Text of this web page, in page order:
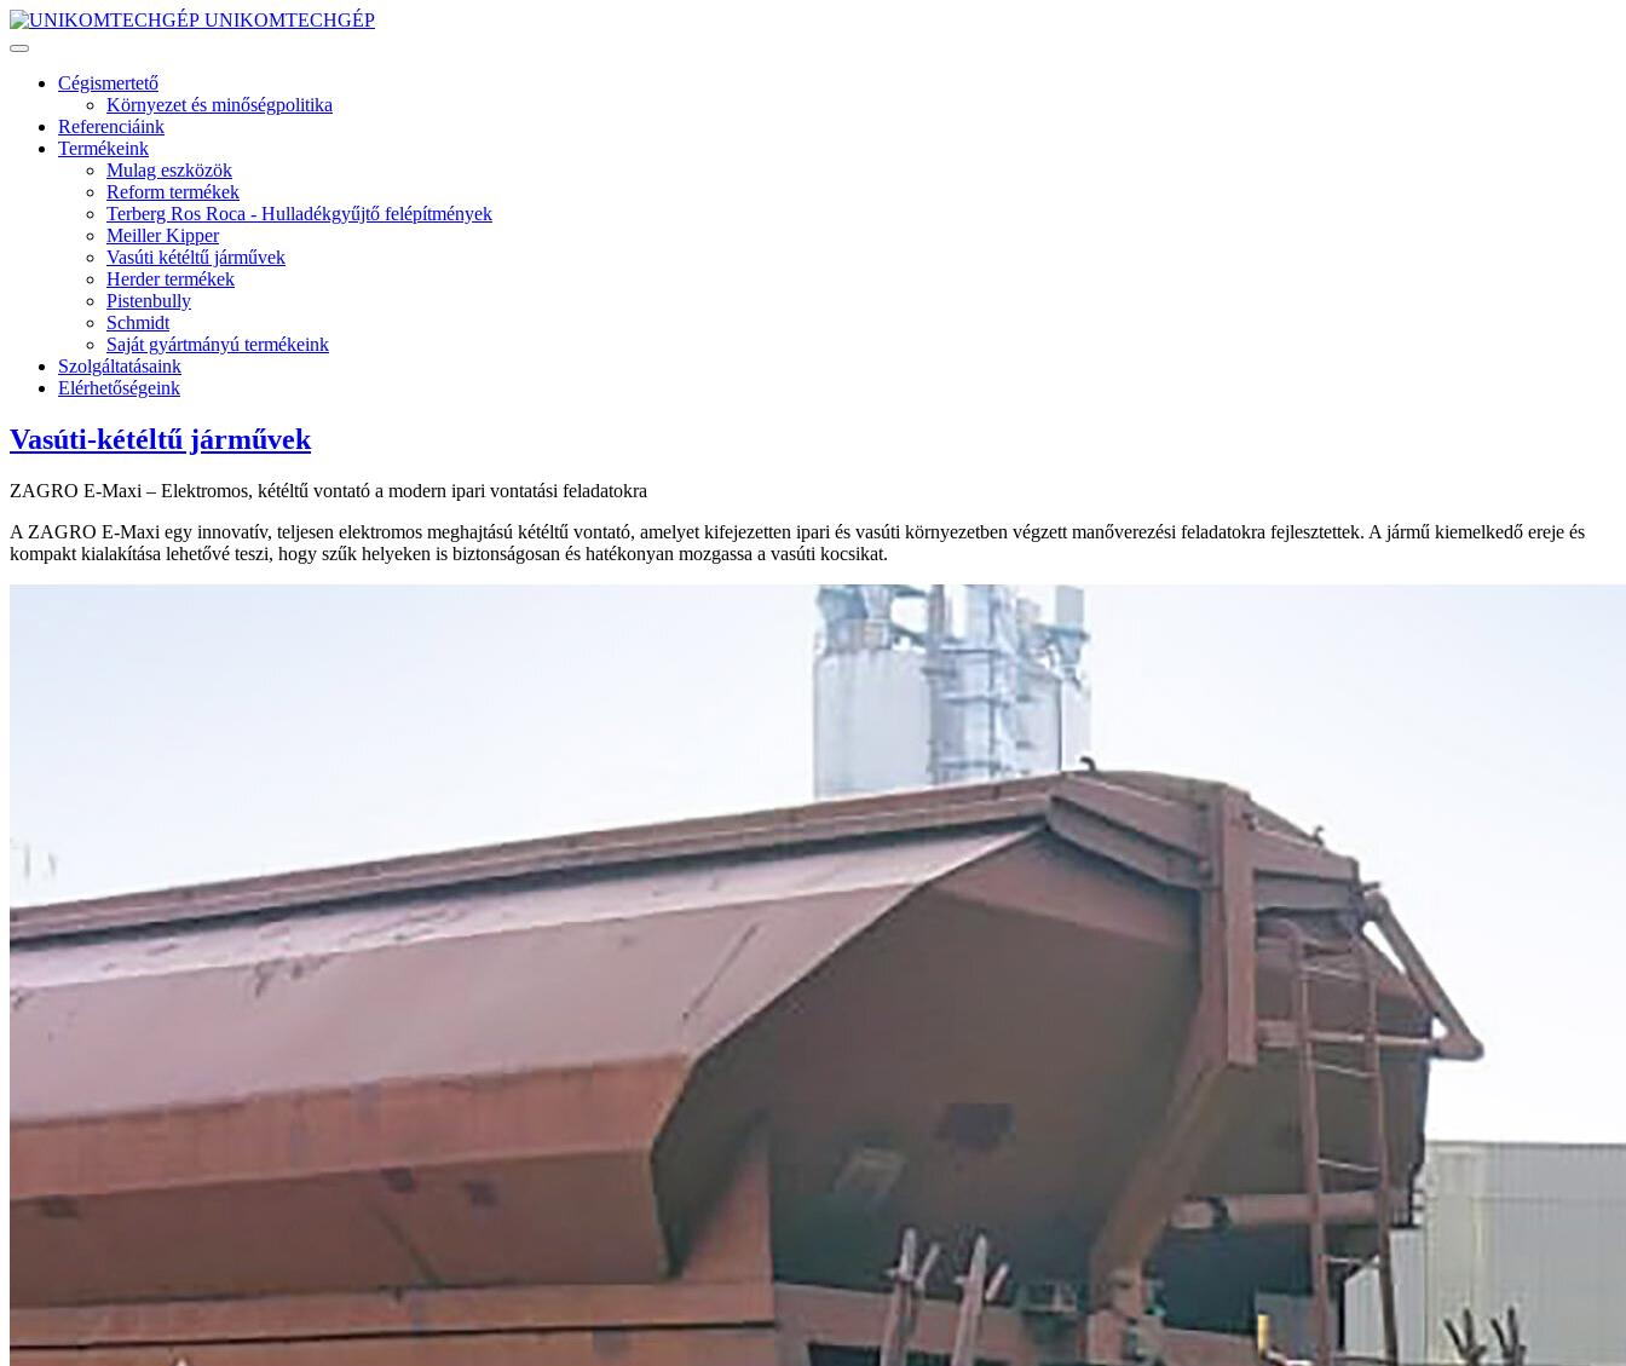
UNIKOMTECHGÉP
Cégismertető
Környezet és minőségpolitika
Referenciáink
Termékeink
Mulag eszközök
Reform termékek
Terberg Ros Roca - Hulladékgyűjtő felépítmények
Meiller Kipper
Vasúti kétéltű járművek
Herder termékek
Pistenbully
Schmidt
Saját gyártmányú termékeink
Szolgáltatásaink
Elérhetőségeink
Vasúti-kétéltű járművek
ZAGRO E‑Maxi – Elektromos, kétéltű vontató a modern ipari vontatási feladatokra
A ZAGRO E‑Maxi egy innovatív, teljesen elektromos meghajtású kétéltű vontató, amelyet kifejezetten ipari és vasúti környezetben végzett manőverezési feladatokra fejlesztettek. A jármű kiemelkedő ereje és
kompakt kialakítása lehetővé teszi, hogy szűk helyeken is biztonságosan és hatékonyan mozgassa a vasúti kocsikat.